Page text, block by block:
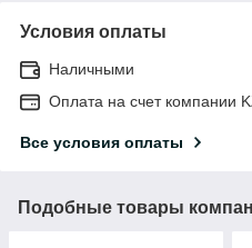
Условия оплаты
Наличными
Оплата на счет компании
Все условия оплаты
Подобные товары